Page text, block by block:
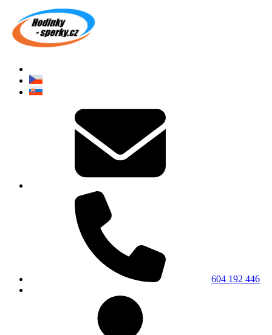
604 192 446